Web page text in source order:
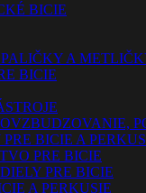
BICIE
A
BICIE
BICIE A
PRE BICIE
PRE BICIE
A PERKUSIE